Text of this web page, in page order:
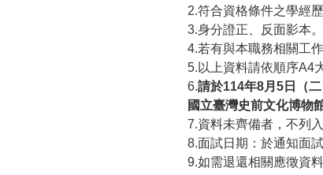
2.符合資格條件之學經
3.身分證正、反面影本
4.若有與本職務相關工
5.以上資料請依順序A4
6.請於114年8月5日（
國立臺灣史前文化博物
7.資料未齊備者，不列
8.面試日期：於通知面
9.如需退還相關應徵資